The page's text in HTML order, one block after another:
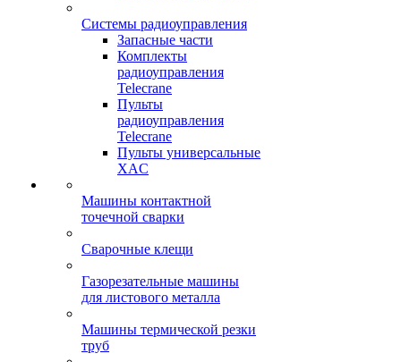
Системы радиоуправления
Запасные части
Комплекты
радиоуправления
Telecrane
Пульты
радиоуправления
Telecrane
Пульты универсальные
XAC
Машины контактной
точечной сварки
Сварочные клещи
Газорезательные машины
для листового металла
Машины термической резки
труб